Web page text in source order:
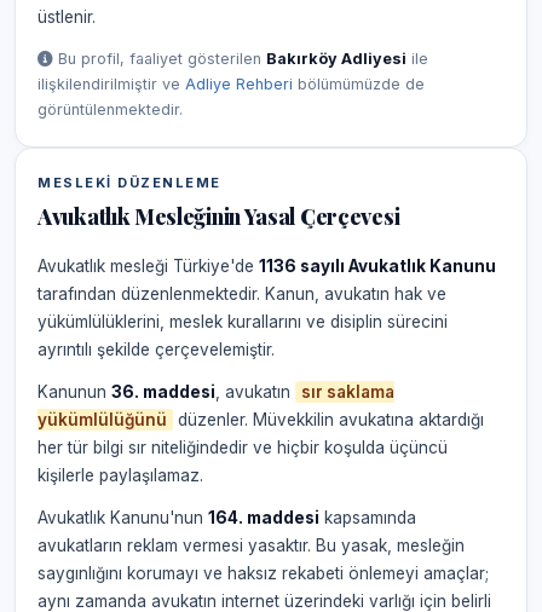
üstlenir.
Bu profil, faaliyet gösterilen Bakırköy Adliyesi ile
ilişkilendirilmiştir ve Adliye Rehberi bölümümüzde de
görüntülenmektedir.
MESLEKI DÜZENLEME
Avukatlık Mesleğinin Yasal Çerçevesi
Avukatlık mesleği Türkiye'de 1136 sayılı Avukatlık Kanunu
tarafından düzenlenmektedir. Kanun, avukatın hak ve
yükümlülüklerini, meslek kurallarını ve disiplin sürecini
ayrıntılı şekilde çerçevelemiştir.
Kanunun 36. maddesi , avukatın
sır saklama
yükümlülüğünü
düzenler. Müvekkilin avukatına aktardığı
her tür bilgi sır niteliğindedir ve hiçbir koşulda üçüncü
kişilerle paylaşılamaz.
Avukatlık Kanunu'nun 164. maddesi kapsamında
avukatların reklam vermesi yasaktır. Bu yasak, mesleğin
saygınlığını korumayı ve haksız rekabeti önlemeyi amaçlar;
aynı zamanda avukatın internet üzerindeki varlığı için belirli